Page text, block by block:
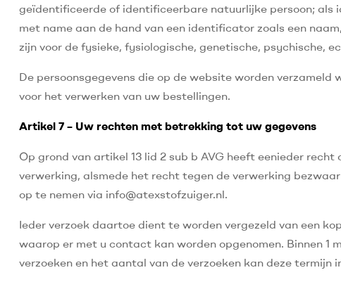
geïdentificeerde of identificeerbare natuurlijke persoon;
met name aan de hand van een identificator zoals een
zijn voor de fysieke, fysiologische, genetische, psychische,
De persoonsgegevens die op de website worden
voor het verwerken van uw bestellingen.
Artikel 7 – Uw rechten met betrekking tot uw gegevens
Op grond van artikel 13 lid 2 sub b AVG heeft eenieder
verwerking, alsmede het recht tegen de verwerking
op te nemen via info@atexstofzuiger.nl.
Ieder verzoek daartoe dient te worden vergezeld van een
waarop er met u contact kan worden opgenomen. Binnen
verzoeken en het aantal van de verzoeken kan deze termijn